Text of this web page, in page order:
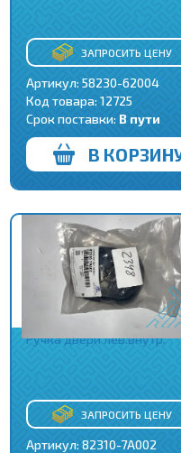
ЗАПРОСИТЬ ЦЕНУ
Артикул: 58230-62004
Код товара: 12725
Срок поставки: В пути
В
Ручка двери лев.внутр.
ЗАПРОСИТЬ ЦЕНУ
Артикул: 82310-7A002